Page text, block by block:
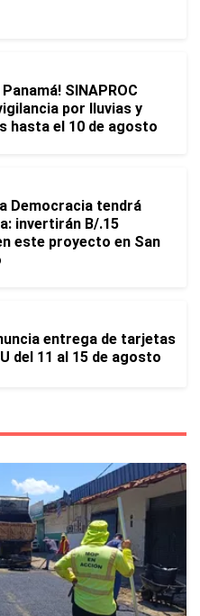
SINAPROC
por lluvias y
hasta el 10 de agosto
Democracia tendrá
invertirán B/.15
este proyecto en San
entrega de tarjetas
del 11 al 15 de agosto